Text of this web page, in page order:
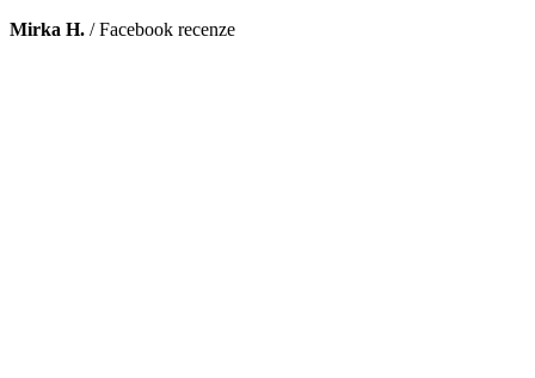
Mirka H. /Facebook recenze